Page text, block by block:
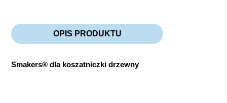
OPIS PRODUKTU
Smakers® dla koszatniczki drzewny